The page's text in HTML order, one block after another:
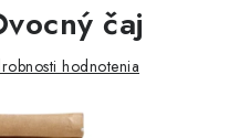
čaj
hodnotenia